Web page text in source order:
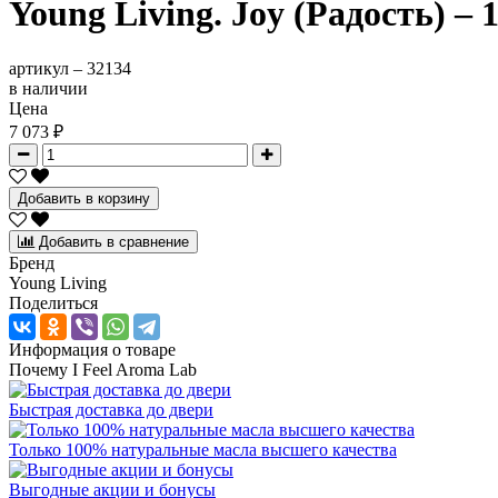
Young Living. Joy (Радость) –
артикул – 32134
в наличии
Цена
7 073 ₽
Добавить в корзину
Добавить в сравнение
Бренд
Young Living
Поделиться
Информация о товаре
Почему I Feel Aroma Lab
Быстрая доставка до двери
Только 100% натуральные масла высшего качества
Выгодные акции и бонусы